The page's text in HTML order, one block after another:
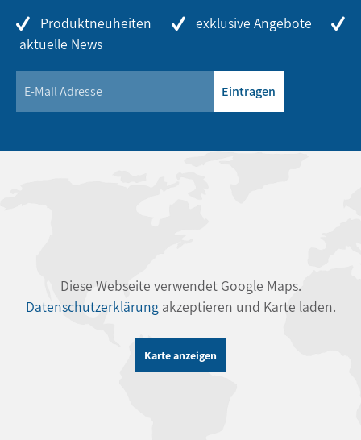
Produktneuheiten
exklusive Angebote
aktuelle News
Eintragen
Diese Webseite verwendet Google Maps.
Datenschutzerklärungakzeptieren und Karte laden.
Karte anzeigen